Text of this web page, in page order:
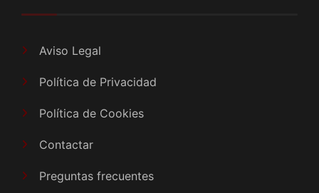
Aviso Legal
Política de Privacidad
Política de Cookies
Contactar
Preguntas frecuentes